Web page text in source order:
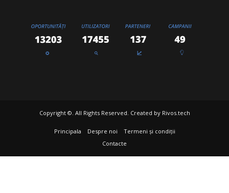
Copyright ©. All Rights Reserved. Created by Rivos.tech
Principala Despre noi
Termeni și condiții
Contacte